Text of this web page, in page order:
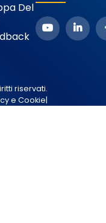
Del
riservati.
e Cookie|